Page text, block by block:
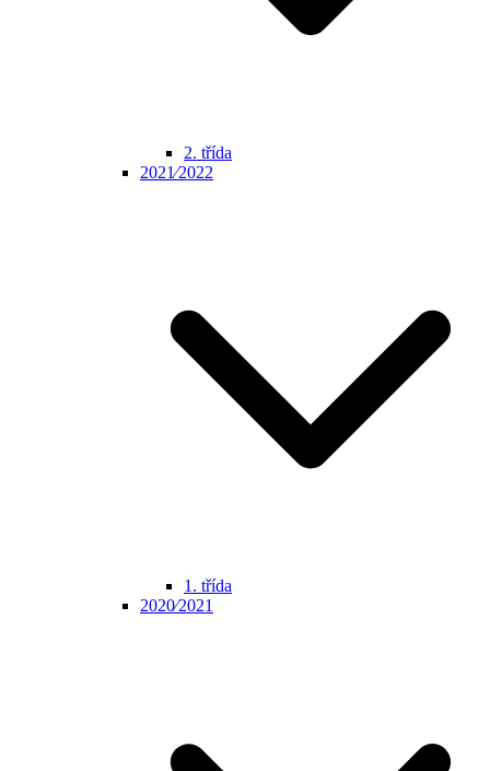
2. třída
2021⁄2022
1. třída
2020⁄2021